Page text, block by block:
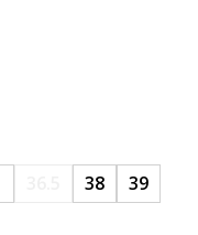
38
39